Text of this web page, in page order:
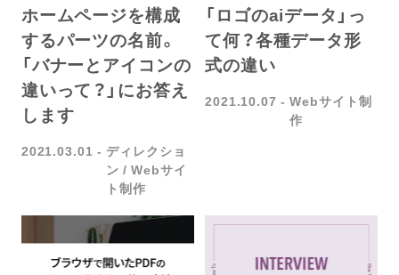
ホームページを構成
するパーツの名前。
「バナーとアイコンの
違いって？」にお答え
します
2021.03.01
ディレクショ
ン
Webサイ
ト制作
「ロゴのaiデータ」っ
て何？各種データ形
式の違い
2021.10.07
Webサイト制
作